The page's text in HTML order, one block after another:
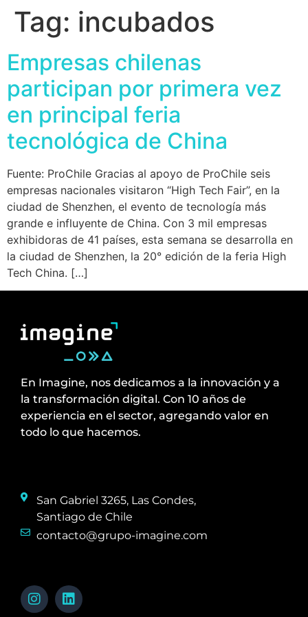
Tag: incubados
Empresas chilenas
participan por primera vez
en principal feria
tecnológica de China
Fuente: ProChile Gracias al apoyo de ProChile seis
empresas nacionales visitaron “High Tech Fair”, en la
ciudad de Shenzhen, el evento de tecnología más
grande e influyente de China. Con 3 mil empresas
exhibidoras de 41 países, esta semana se desarrolla en
la ciudad de Shenzhen, la 20° edición de la feria High
Tech China. […]
En Imagine, nos dedicamos a la innovación y a
la transformación digital. Con 10 años de
experiencia en el sector, agregando valor en
todo lo que hacemos.
San Gabriel 3265, Las Condes,
Santiago de Chile
contacto@grupo-imagine.com